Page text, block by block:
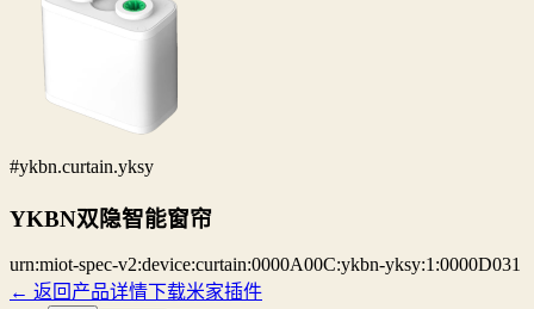
#ykbn.curtain.yksy
YKBN双隐智能窗帘
urn:miot-spec-v2:device:curtain:0000A00C:ykbn-yksy:1:0000D031
← 返回产品详情下载米家插件